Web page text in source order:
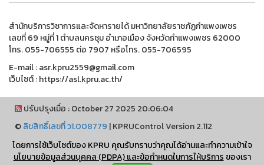
โดยการใช้เว็บไซต์ของ KPRU คุณรับทราบว่าคุณได้อ่านและทำความเข้าใจ
นโยบายข้อมูลส่วนบุคคล (PDPA) และข้อกำหนดในการให้บริการ ของเรา
สำนักบริการวิชาการและจัดหารายได้ มหาวิทยาลัยราชภัฏกำแพงเพชร
เลขที่ 69 หมู่ที่ 1 ตำบลนครชุม อำเภอเมือง จังหวัดกำแพงเพชร 62000
โทร. 055-706555 ต่อ 7907 หรือโทร. 055-706595
E-mail : asr.kpru2559@gmail.com
เว็บไซต์ : https://asl.kpru.ac.th/
ปรับปรุงเมื่อ : October 27 2025 20:06:04
©ลิขสิทธิ์เลขที่ ว1.008779 |KPRUControl Version 2.112
ผู้เข้าชมทั้งหมด 2,101,552